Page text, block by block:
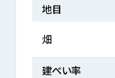
地目
畑
建ぺい率